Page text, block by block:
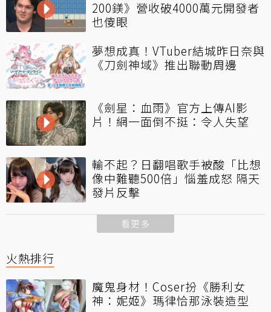
200鎂》營收破4000萬元開發者
也傻眼
夢想成真！VTuber結城昨日奈與
《刀劍神域》推出聯動周邊
《劍星：血雨》官方上傳AI影
片！網一面倒不挺：令人失望
輸不起？日翻唱歌手被酸「比想
像中難聽500倍」惱羞成怒 隔天
發片反擊
看更多
火熱排行
魔鬼身材！Coser扮《勝利女
神：妮姬》瑪律恰那泳裝造型